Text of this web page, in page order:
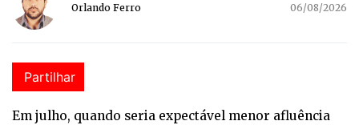
Orlando Ferro 06/08/2026
Partilhar
Em julho, quando seria expectável menor afluência